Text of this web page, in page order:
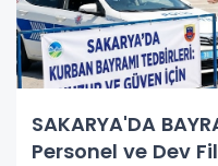
SAKARYA'DA
Personel ve Dev